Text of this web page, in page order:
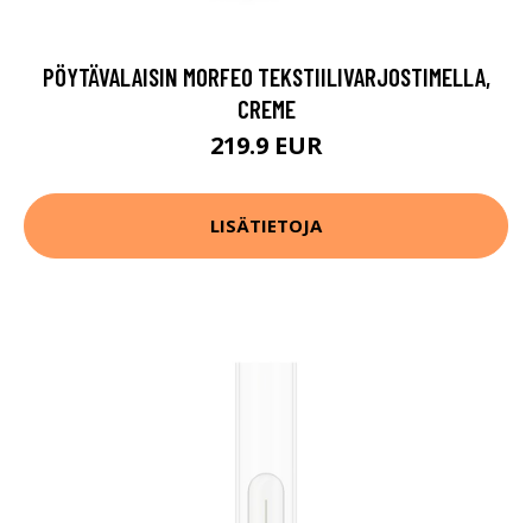
PÖYTÄVALAISIN MORFEO TEKSTIILIVARJOSTIMELLA,
CREME
219.9 EUR
LISÄTIETOJA